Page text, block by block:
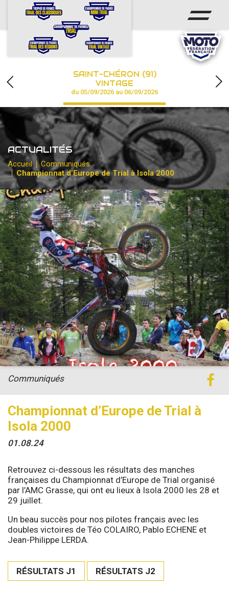
ACCUEIL
CALENDRIER
CHAMPIONNAT
RÉSULTATS
PHOTOS / VIDÉOS
PARTENAIRES
SAINT-CHÉRON (91)
VINTAGE
du 05/09/2026 au 06/09/2026
ACTUALITÉS
Accueil
Communiqués
Championnat d’Europe de Trial à Isola 2000
Championnat d’Europe de Trial à
Isola 2000
01.08.24
Communiqués
Retrouvez ci-dessous les résultats des manches
françaises du Championnat d’Europe de Trial organisé
par l’AMC Grasse, qui ont eu lieux à Isola 2000 les 28 et
29 juillet.
Un beau succès pour nos pilotes français avec les
doubles victoires de Téo COLAIRO, Pablo ECHENE et
Jean-Philippe LERDA.
RÉSULTATS J1 RÉSULTATS J2